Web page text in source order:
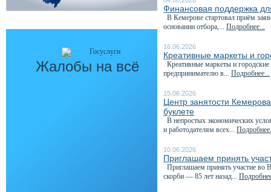
Жалобы на всё
Финансовая поддержка
В Кемерове стартовал приём
основании отбора,... Подробнее...
16.06.2026
Креативные маркеты и
Креативные маркеты и
предпринимателю в... Подробнее...
15.06.2026
Центр занятости
буклете
В непростых экономических
и работодателям всех...
10.06.2026
Приглашаем принять
Приглашаем принять участие во
скорби — 85 лет назад...